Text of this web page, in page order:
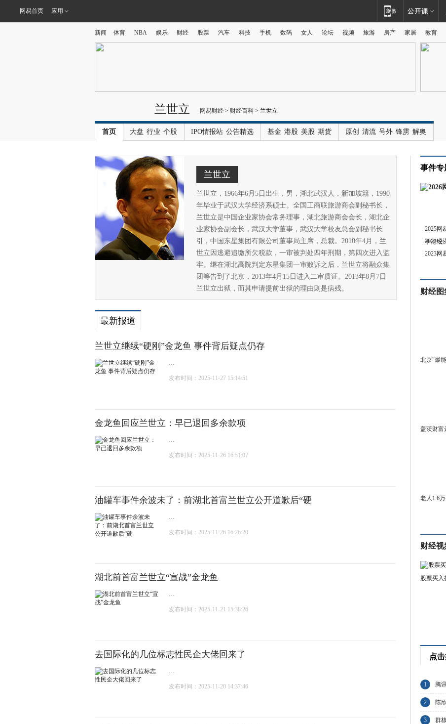
网易首页 应用
新闻 体育 NBA 娱乐 财经 股票 汽车 科技 手机 数码 女人 论坛 视频 旅游 房产 家居 教育
兰世立 网易财经 > 财经百科 > 兰世立
首页 大盘 行业 个股 IPO情报站 公告精选 基金 港股 美股 期货 原创 清流 号外 锋雳 解奥
兰世立
兰世立，1966年6月5日出生，男，湖北武汉人，新加坡籍，1990
年毕业于武汉大学经济系硕士。全国工商联旅游商会副秘书长，
兰世立是中国企业家协会常务理事，湖北旅游商会会长，湖北企
业家协会副会长，武汉大学董事，武汉大学校友总会副秘书长
引，中国东星集团有限公司董事局主席，总裁。2010年4月，兰
世立因逃避追缴所欠税款，一审被判处四年刑期，第四次进入监
牢。继在湖北高院判定东星集团一审败诉之后，兰世立将融众集
团等告到了北京，2013年4月15日进入二审质证。2013年8月7日
兰世立出狱，而其申请提前出狱的理由则是病残。
最新报道
兰世立继续“硬刚”金龙鱼 事件背后疑点仍存
...
发布时间：2025-11-27 15:14:51
金龙鱼回应兰世立：早已退回多余款项
...
发布时间：2025-11-26 16:51:07
油罐车事件余波未了：前湖北首富兰世立公开道歉后“硬
...
发布时间：2025-11-26 16:26:20
湖北前首富兰世立“宣战”金龙鱼
...
发布时间：2025-11-21 15:38:26
去国际化的几位标志性民企大佬回来了
...
发布时间：2025-11-20 14:37:46
事件专
2025网
季论坛
2024经
2023网
财经图
北京"最
盖茨财富
老人1.6
财经视
股票买入
点
1 腾
节
2 陈
与
3 群